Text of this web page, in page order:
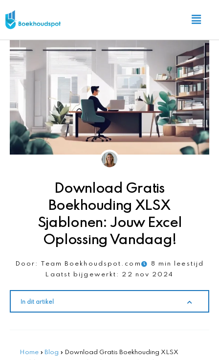
naar
de
Main
Menu
Download Gratis
Boekhouding XLSX
Sjablonen: Jouw Excel
Oplossing Vandaag!
Door: Team Boekhoudspot.com
8 min leestijd
Laatst bijgewerkt:
22 nov 2024
In dit artikel
Home » Blog » Download Gratis Boekhouding XLSX